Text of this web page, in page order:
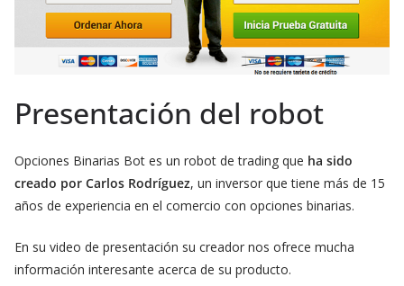
Presentación del robot
Opciones Binarias Bot es un robot de trading que ha sido
creado por Carlos Rodríguez, un inversor que tiene más de 15
años de experiencia en el comercio con opciones binarias.
En su video de presentación su creador nos ofrece mucha
información interesante acerca de su producto.